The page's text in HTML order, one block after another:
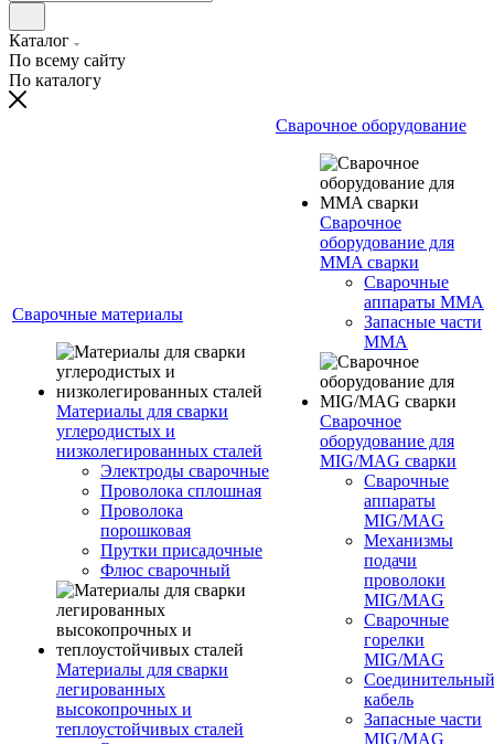
Каталог
По всему сайту
По каталогу
Сварочные материалы
Материалы для сварки
углеродистых и
низколегированных сталей
Электроды сварочные
Проволока сплошная
Проволока
порошковая
Прутки присадочные
Флюс сварочный
Материалы для сварки
легированных
высокопрочных и
теплоустойчивых сталей
Сварочное оборудование
Сварочное
оборудование для
MMA сварки
Сварочные
аппараты MMA
Запасные части
MMA
Сварочное
оборудование для
MIG/MAG сварки
Сварочные
аппараты
MIG/MAG
Механизмы
подачи
проволоки
MIG/MAG
Сварочные
горелки
MIG/MAG
Соединительный
кабель
Запасные части
MIG/MAG